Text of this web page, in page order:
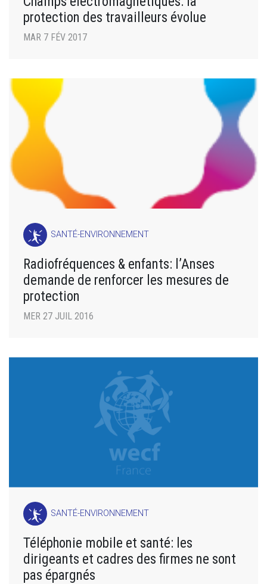
protection des travailleurs évolue
MAR 7 FÉV 2017
SANTÉ-ENVIRONNEMENT
Radiofréquences & enfants: l’Anses
demande de renforcer les mesures de
protection
MER 27 JUIL 2016
SANTÉ-ENVIRONNEMENT
Téléphonie mobile et santé: les
dirigeants et cadres des firmes ne sont
pas épargnés